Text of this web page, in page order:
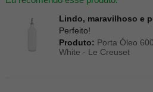
Lindo, maravilhoso e
Perfeito!
Produto: Porta Óleo
White - Le Creuset